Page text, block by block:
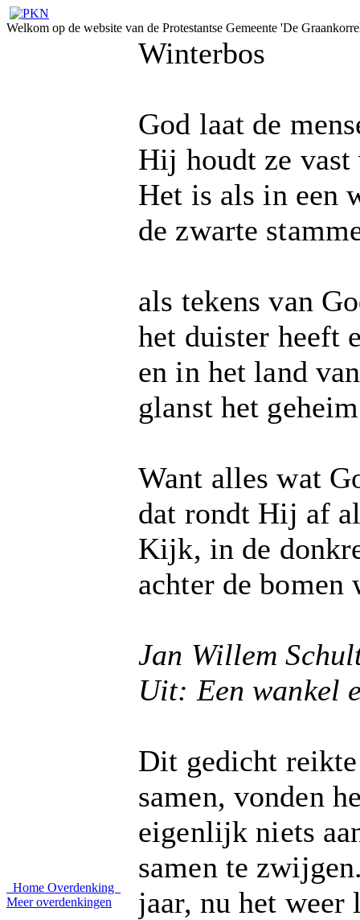
Welkom op de website van de Protestantse Gemeente 'De
Home Overdenking
Meer overdenkingen
Winterbos
God laat de
Hij houdt ze vast
Het is als in een
de zwarte
als tekens van
het duister heeft
en in het land
glanst het
Want alles wat
dat rondt Hij af
Kijk, in de
achter de
Jan Willem
Uit: Een wankel
Dit gedicht
samen, vonden
eigenlijk niets
samen te
jaar, nu het